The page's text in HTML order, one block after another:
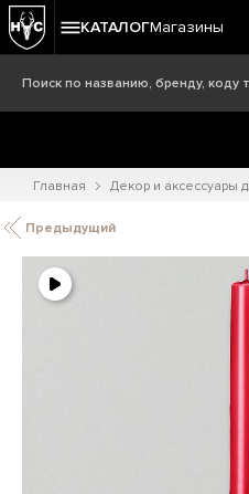
КАТАЛОГМагазины
Главная Декор и аксессуары
Предыдущий